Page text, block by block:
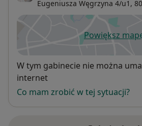
Eugeniusza Węgrzyna 4/u1,
Powiększ
Dostępność
W tym gabinecie nie można
internet
Co mam zrobić w tej sytuacji?